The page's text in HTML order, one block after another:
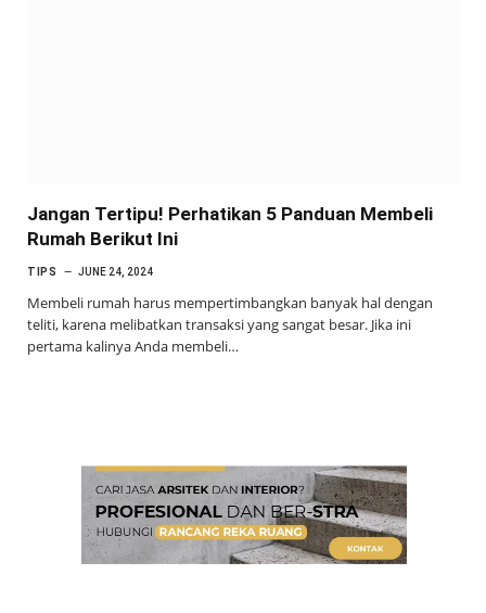
Jangan Tertipu! Perhatikan 5 Panduan Membeli
Rumah Berikut Ini
TIPS JUNE 24, 2024
Membeli rumah harus mempertimbangkan banyak hal dengan
teliti, karena melibatkan transaksi yang sangat besar. Jika ini
pertama kalinya Anda membeli…